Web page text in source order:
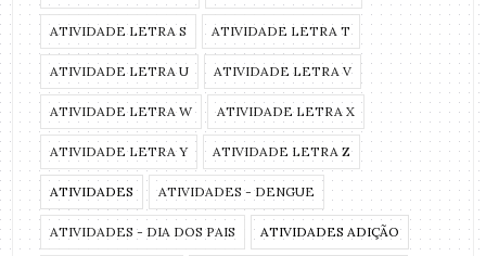
ATIVIDADE LETRA S ATIVIDADE LETRA T
ATIVIDADE LETRA U ATIVIDADE LETRA V
ATIVIDADE LETRA W ATIVIDADE LETRA X
ATIVIDADE LETRA Y ATIVIDADE LETRA Z
ATIVIDADES ATIVIDADES - DENGUE
ATIVIDADES - DIA DOS PAIS ATIVIDADES ADIÇÃO